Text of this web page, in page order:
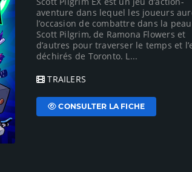
aventure dans lequel les joueurs
l’occasion de combattre dans la
Scott Pilgrim, de Ramona Flowers et
d’autres pour traverser le temps et
déchirés de Toronto. L...
TRAILERS
CONSULTER LA FICHE